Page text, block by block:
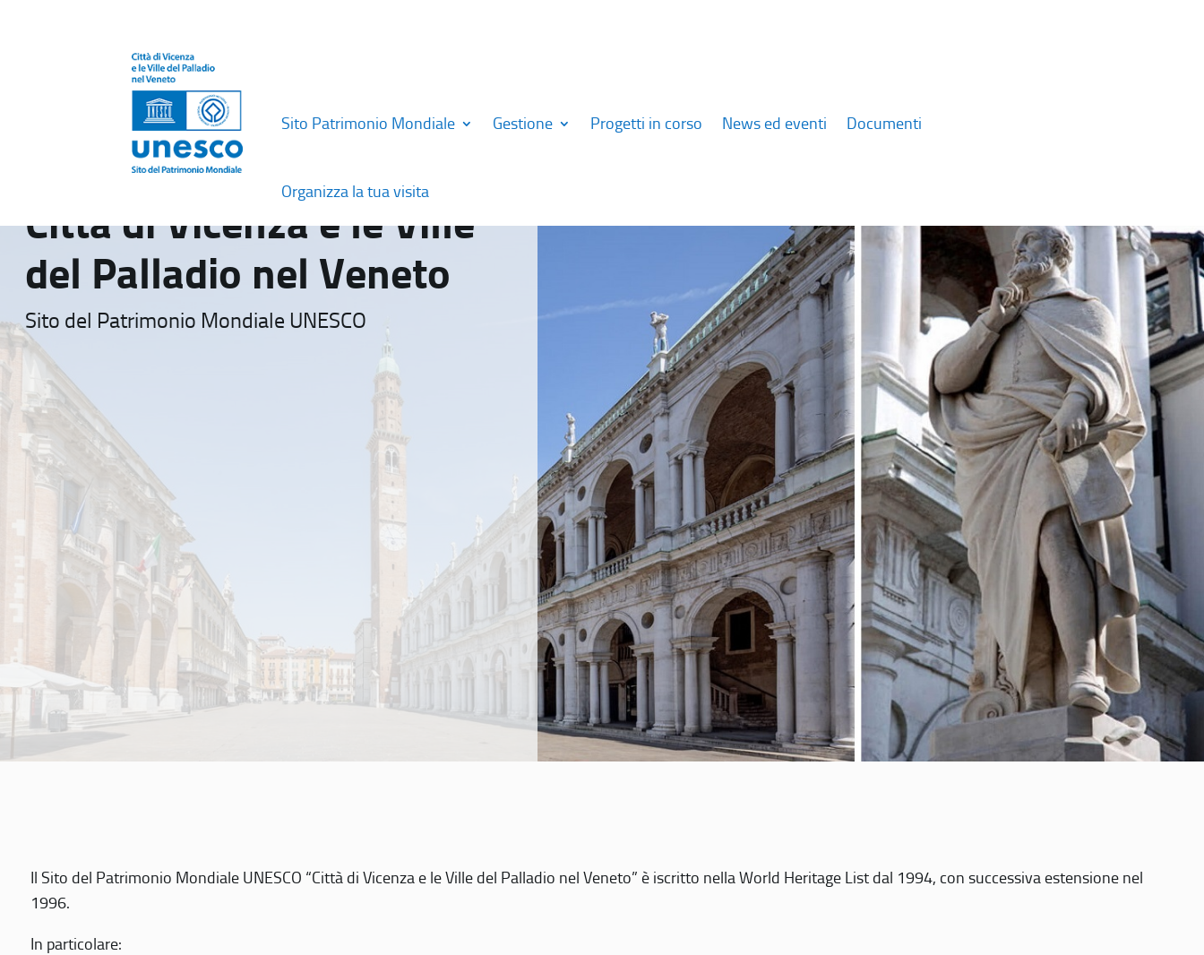
Sito Patrimonio Mondiale Gestione Progetti in corso News ed eventi Documenti
Organizza la tua visita
Città di Vicenza e le Ville
del Palladio nel Veneto
Sito del Patrimonio Mondiale UNESCO
Il Sito del Patrimonio Mondiale UNESCO “Città di Vicenza e le Ville del Palladio nel Veneto” è iscritto nella World Heritage List dal 1994, con successiva estensione nel
1996.
In particolare: